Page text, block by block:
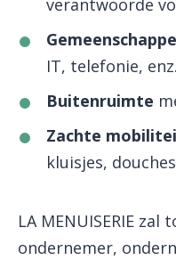
verantwoorde
IT, telefonie, enz.
Buitenruimte
Zachte
kluisjes,
LA MENUISERIE
ondernemer,